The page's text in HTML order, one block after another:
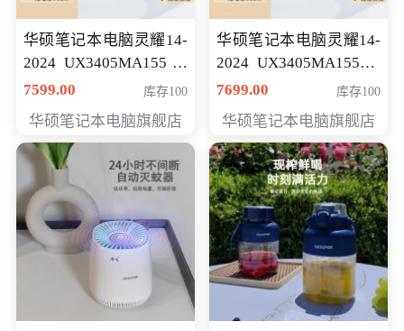
华硕笔记本电脑灵耀14-
2024 UX3405MA155冰
川银 oled 智慧轻薄本 会
7599.00 库存100
华硕笔记本电脑旗舰店
华硕笔记本电脑灵耀14-
2024 UX3405MA155夜
空蓝 oled 智慧轻薄本 会
7699.00 库存100
华硕笔记本电脑旗舰店